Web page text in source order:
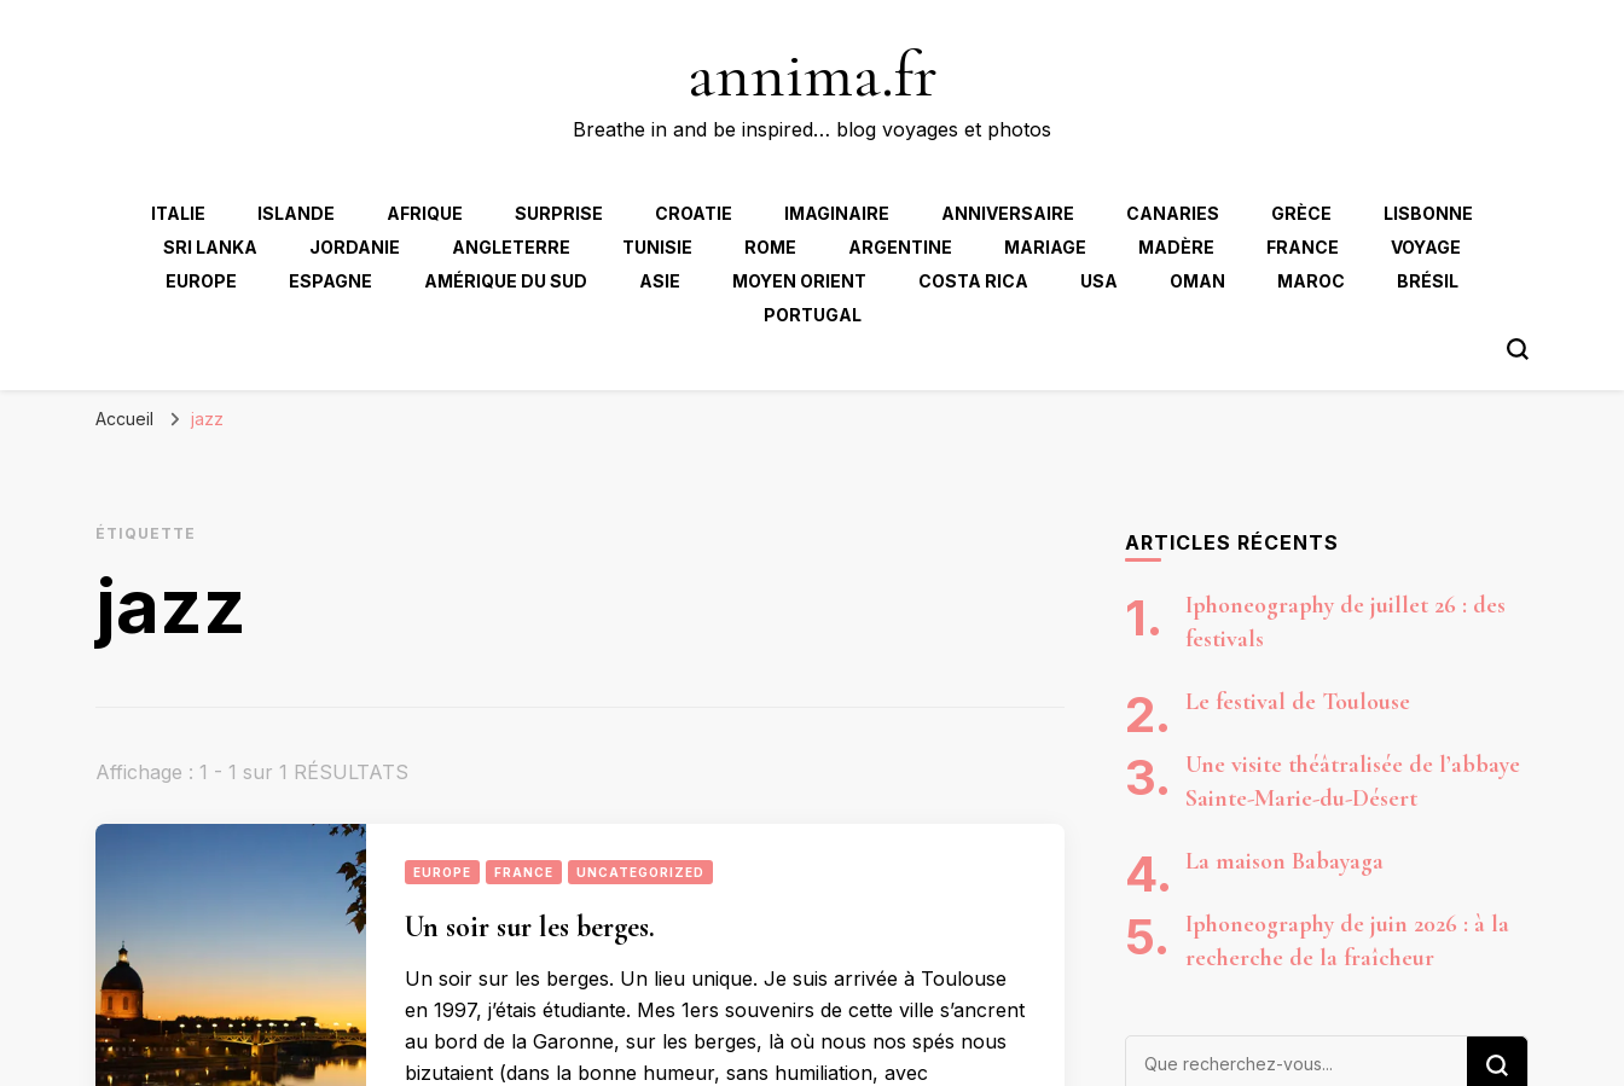
annima.fr
Breathe in and be inspired… blog voyages et photos
ITALIE ISLANDE AFRIQUE SURPRISE CROATIE IMAGINAIRE ANNIVERSAIRE CANARIES GRÈCE
LISBONNE
SRI LANKA
JORDANIE ANGLETERRE TUNISIE ROME ARGENTINE MARIAGE MADÈRE FRANCE
VOYAGE
EUROPE
ESPAGNE AMÉRIQUE DU SUD ASIE MOYEN ORIENT COSTA RICA USA OMAN MAROC
BRÉSIL
PORTUGAL
Accueil jazz
ÉTIQUETTE
jazz
Affichage : 1 - 1 sur 1 RÉSULTATS
EUROPE FRANCE UNCATEGORIZED
Un soir sur les berges.
Un soir sur les berges. Un lieu unique. Je suis arrivée à Toulouse
en 1997, j’étais étudiante. Mes 1ers souvenirs de cette ville s’ancrent
au bord de la Garonne, sur les berges, là où nous nos spés nous
bizutaient (dans la bonne humeur, sans humiliation, avec
ARTICLES RÉCENTS
Iphoneography de juillet 26 : des
festivals
Le festival de Toulouse
Une visite théâtralisée de l’abbaye
Sainte-Marie-du-Désert
La maison Babayaga
Iphoneography de juin 2026 : à la
recherche de la fraîcheur
Vous